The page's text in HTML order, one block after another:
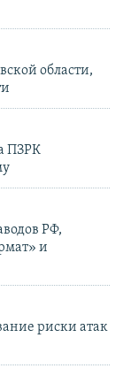
области,
ПЗРК
РФ,
и
риски атак